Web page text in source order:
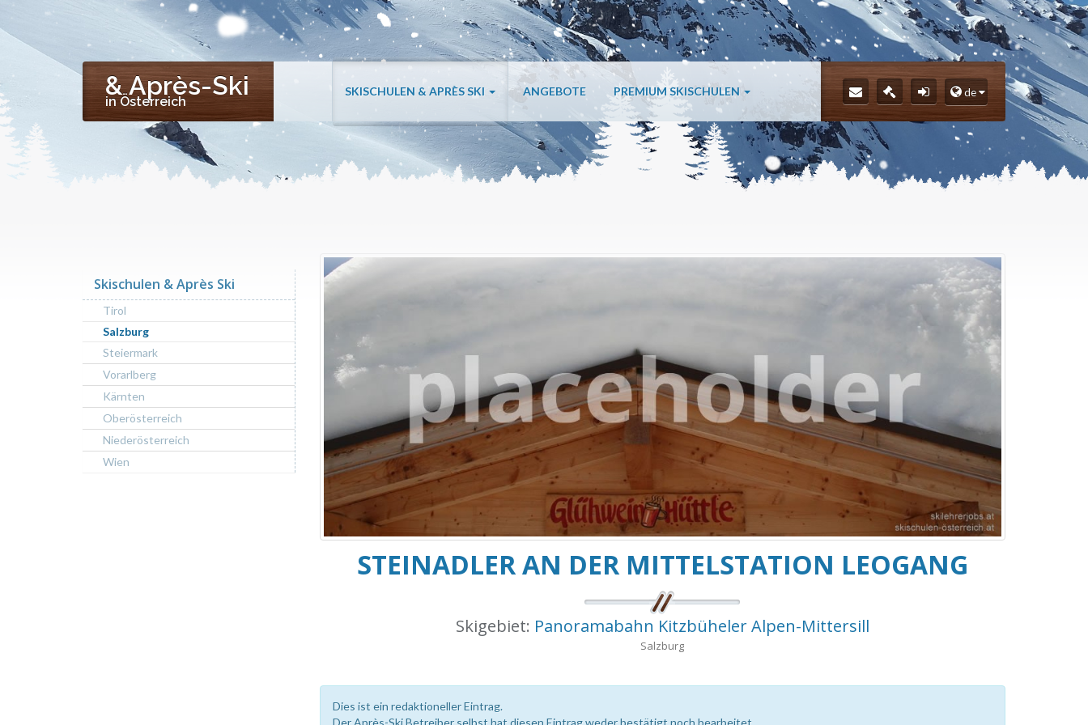
& Après-Ski
in Österreich
SKISCHULEN & APRÈS SKI ANGEBOTE PREMIUM SKISCHULEN de
STEINADLER AN DER MITTELSTATION LEOGANG
Skigebiet: Panoramabahn Kitzbüheler Alpen-Mittersill
Salzburg
Dies ist ein redaktioneller Eintrag.
Skischulen & Après Ski
Tirol
Salzburg
Steiermark
Vorarlberg
Kärnten
Oberösterreich
Niederösterreich
Wien